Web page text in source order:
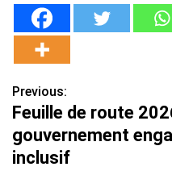
N
a
v
Previous:
Feuille de route
gouvernement
inclusif